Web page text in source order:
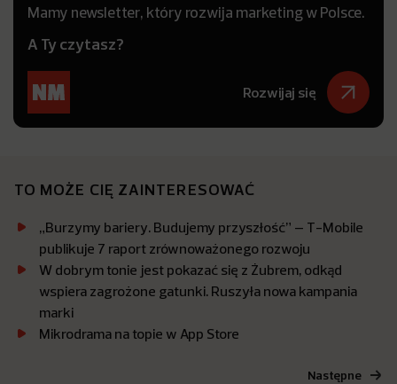
Mamy newsletter, który rozwija marketing w Polsce.
A Ty czytasz?
Rozwijaj się
TO MOŻE CIĘ ZAINTERESOWAĆ
„Burzymy bariery. Budujemy przyszłość” – T-Mobile
publikuje 7 raport zrównoważonego rozwoju
W dobrym tonie jest pokazać się z Żubrem, odkąd
wspiera zagrożone gatunki. Ruszyła nowa kampania
marki
Mikrodrama na topie w App Store
Następne